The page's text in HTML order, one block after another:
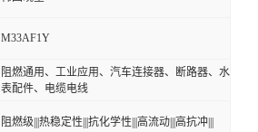
M33AF1Y
阻燃通用、工业应用、汽车连接器、断路器、水
表配件、电缆电线
阻燃级|||热稳定性|||抗化学性|||高流动|||高抗冲|||